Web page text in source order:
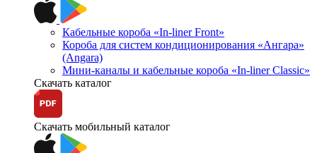
Кабельные короба «In-liner Front»
Короба для систем кондиционирования «Ангара»
(Angara)
Мини-каналы и кабельные короба «In-liner Classic»
Скачать каталог
Скачать мобильный каталог